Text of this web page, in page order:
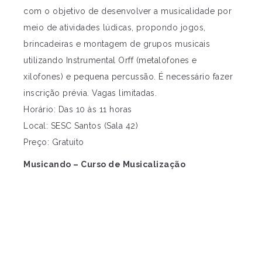
com o objetivo de desenvolver a musicalidade por
meio de atividades lúdicas, propondo jogos,
brincadeiras e montagem de grupos musicais
utilizando Instrumental Orff (metalofones e
xilofones) e pequena percussão. É necessário fazer
inscrição prévia. Vagas limitadas.
Horário: Das 10 às 11 horas
Local: SESC Santos (Sala 42)
Preço: Gratuito
Musicando – Curso de Musicalização